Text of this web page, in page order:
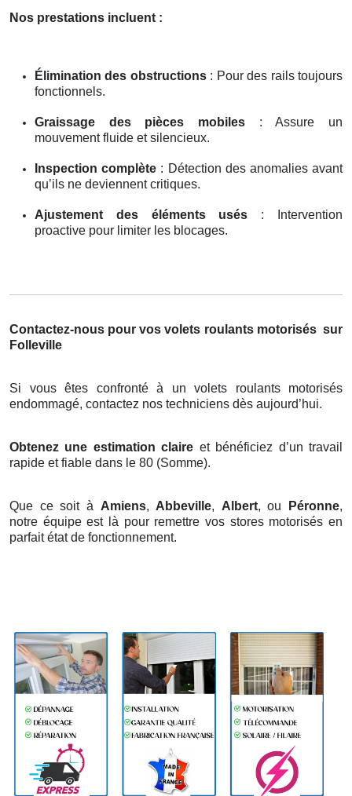
Nos prestations incluent :
Élimination des obstructions: Pour des rails toujours
fonctionnels.
Graissage des pièces mobiles : Assure un
mouvement fluide et silencieux.
Inspection complète : Détection des anomalies avant
qu’ils ne deviennent critiques.
Ajustement des éléments usés : Intervention
proactive pour limiter les blocages.
Contactez-nous pour vos volets roulants motorisés sur
Folleville
Si vous êtes confronté à un volets roulants motorisés
endommagé, contactez nos techniciens dès aujourd’hui.
Obtenez une estimation claire et bénéficiez d’un travail
rapide et fiable dans le 80 (Somme).
Que ce soit à Amiens, Abbeville, Albert, ou Péronne,
notre équipe est là pour remettre vos stores motorisés en
parfait état de fonctionnement.